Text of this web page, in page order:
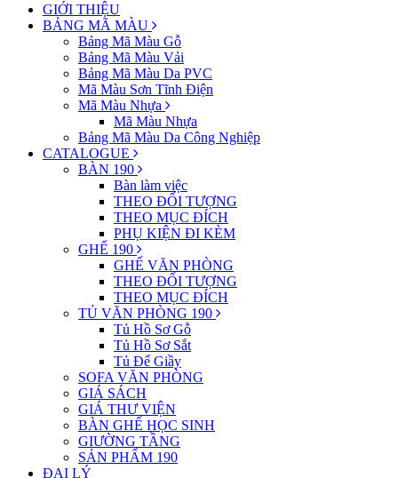
GIỚI THIỆU
BẢNG MÃ MÀU
Bảng Mã Màu Gỗ
Bảng Mã Màu Vải
Bảng Mã Màu Da PVC
Mã Màu Sơn Tĩnh Điện
Mã Màu Nhựa
Mã Màu Nhựa
Bảng Mã Màu Da Công Nghiệp
CATALOGUE
BÀN 190
Bàn làm việc
THEO ĐỐI TƯỢNG
THEO MỤC ĐÍCH
PHỤ KIỆN ĐI KÈM
GHẾ 190
GHẾ VĂN PHÒNG
THEO ĐỐI TƯỢNG
THEO MỤC ĐÍCH
TỦ VĂN PHÒNG 190
Tủ Hồ Sơ Gỗ
Tủ Hồ Sơ Sắt
Tủ Để Giầy
SOFA VĂN PHÒNG
GIÁ SÁCH
GIÁ THƯ VIỆN
BÀN GHẾ HỌC SINH
GIƯỜNG TẦNG
SẢN PHẨM 190
ĐẠI LÝ